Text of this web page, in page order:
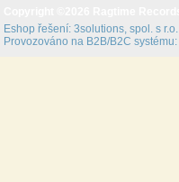
Eshop řešení: 3solutions, spol. s r.o.
Provozováno na B2B/B2C systému: